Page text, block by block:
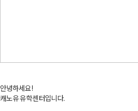
안녕하세요!
캐노유 유학센터입니다.